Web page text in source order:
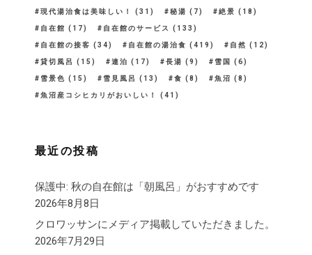
現代湯治食は美味しい！ (31) 秘湯 (7) 絶景 (18)
自在館 (17) 自在館のサービス (133)
自在館の接客 (34) 自在館の湯治食 (419) 自然 (12)
貸切風呂 (15) 連泊 (17) 長湯 (9) 雪国 (6)
雪景色 (15) 雪見風呂 (13) 食 (8) 魚沼 (8)
魚沼産コシヒカリがおいしい！ (41)
最近の投稿
保護中: 秋の自在館は「朝風呂」がおすすめです
2026年8月8日
クロワッサンにメディア掲載していただきました。
2026年7月29日